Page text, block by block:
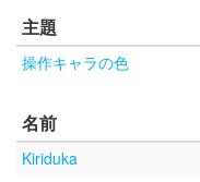
主題
操作キャラの色
名前
Kiriduka